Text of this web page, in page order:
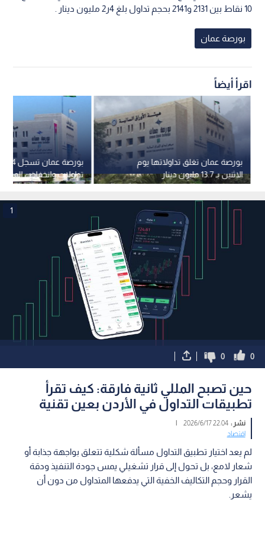
10 نقاط بين 2131 و2141 بحجم تداول بلغ 4ر2 مليون دينار .
بورصة عمان
اقرأ أيضاً
تداولات وانخفاض المؤشر
3947 نقطة
بورصة عمان تغلق تداولاتها يوم
الاثنين بـ 13.7 مليون دينار
1
0
0
حين تصبح المللي ثانية فارقة: كيف تقرأ
تطبيقات التداول في الأردن بعين تقنية
نشر :22:04 2026/6/17
|
اقتصاد
لم يعد اختيار تطبيق التداول مسألة شكلية تتعلق بواجهة جذابة أو
شعار لامع، بل تحول إلى قرار تشغيلي يمس جودة التنفيذ ودقة
القرار وحجم التكاليف الخفية التي يدفعها المتداول من دون أن
يشعر.